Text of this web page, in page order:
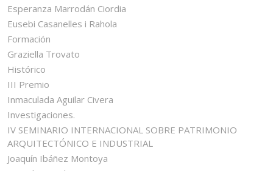
Esperanza Marrodán Ciordia
Eusebi Casanelles i Rahola
Formación
Graziella Trovato
Histórico
III Premio
Inmaculada Aguilar Civera
Investigaciones.
IV SEMINARIO INTERNACIONAL SOBRE PATRIMONIO
ARQUITECTÓNICO E INDUSTRIAL
Joaquín Ibáñez Montoya